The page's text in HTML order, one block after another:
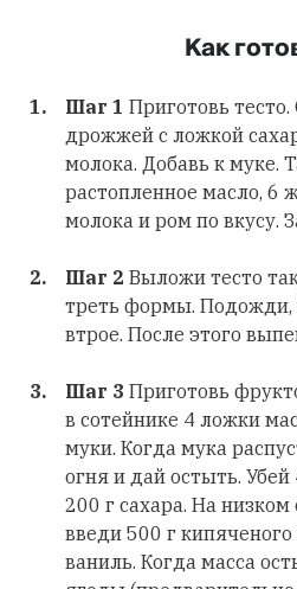
Как
Шаг 1 Приготовь
дрожжей с ложкой
молока. Добавь к муке.
растопленное масло, 6
молока и ром по вкусу.
Шаг 2 Выложи тесто
треть формы. Подожди,
втрое. После этого
Шаг 3 Приготовь
в сотейнике 4 ложки
муки. Когда мука
огня и дай остыть.
200 г сахара. На
введи 500 г
ваниль. Когда масса